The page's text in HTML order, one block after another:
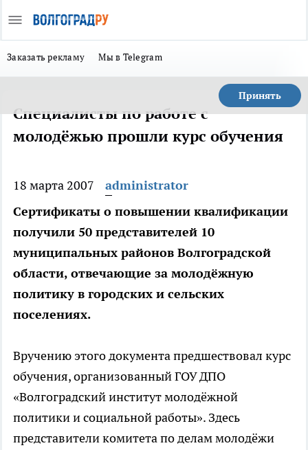
Заказать рекламу Мы в Telegram
Принять
Специалисты по работе с
молодёжью прошли курс обучения
18 марта 2007
administrator
Сертификаты о повышении квалификации
получили 50 представителей 10
муниципальных районов Волгоградской
области, отвечающие за молодёжную
политику в городских и сельских
поселениях.
Вручению этого документа предшествовал курс
обучения, организованный ГОУ ДПО
«Волгоградский институт молодёжной
политики и социальной работы». Здесь
представители комитета по делам молодёжи